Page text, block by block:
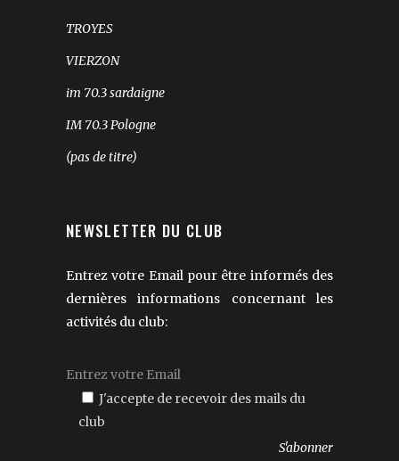
TROYES
VIERZON
im 70.3 sardaigne
IM 70.3 Pologne
(pas de titre)
NEWSLETTER DU CLUB
Entrez votre Email pour être informés des
dernières informations concernant les
activités du club:
J'accepte de recevoir des mails du
club